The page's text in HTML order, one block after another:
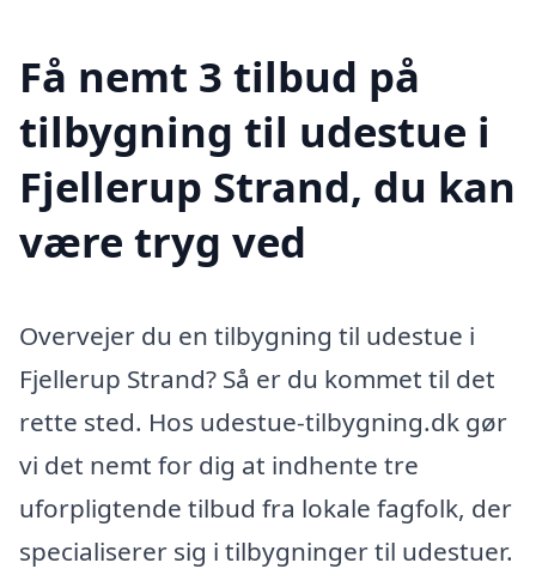
Få nemt 3 tilbud på
tilbygning til udestue i
Fjellerup Strand, du kan
være tryg ved
Overvejer du en tilbygning til udestue i
Fjellerup Strand? Så er du kommet til det
rette sted. Hos udestue-tilbygning.dk gør
vi det nemt for dig at indhente tre
uforpligtende tilbud fra lokale fagfolk, der
specialiserer sig i tilbygninger til udestuer.